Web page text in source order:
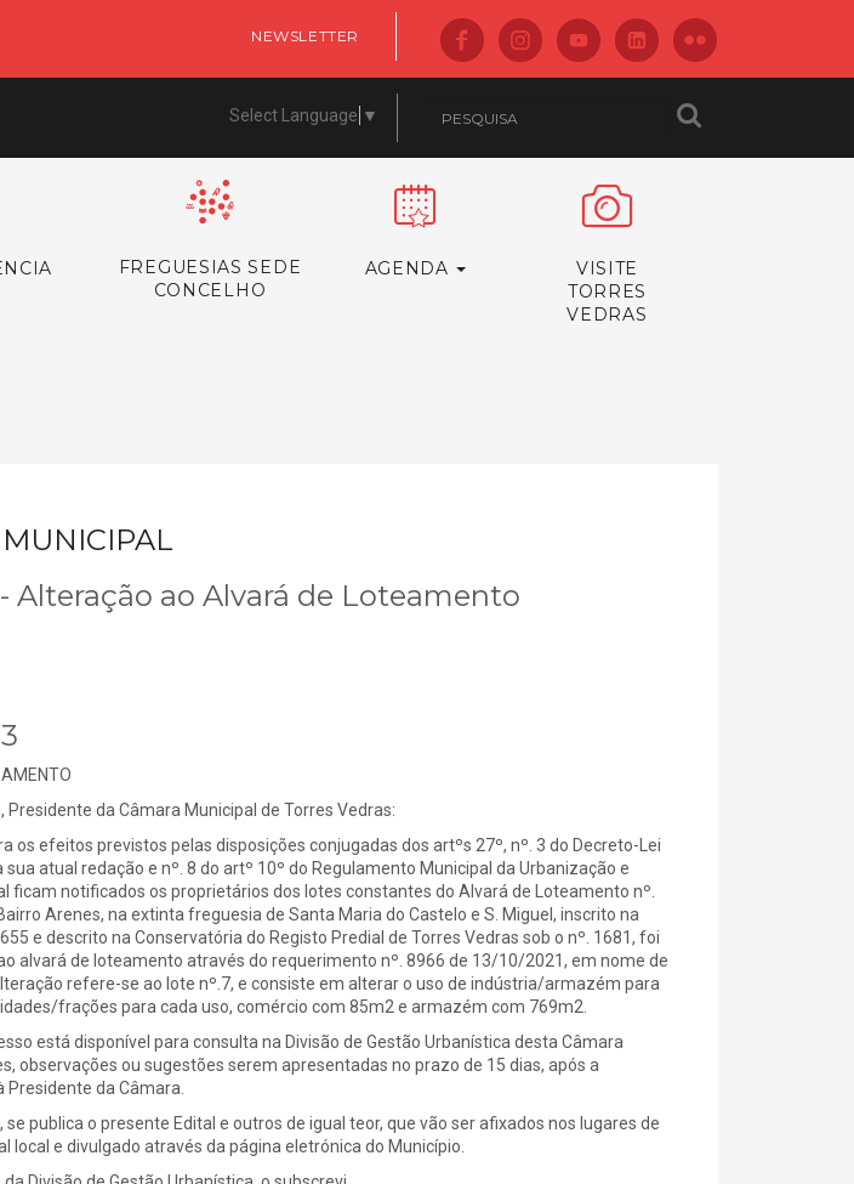
NEWSLETTER
Select Language ▼
FREGUESIAS SEDE
CONCELHO
AGENDA
VISITE
TORRES
VEDRAS
Alteração ao Alvará de Loteamento
Presidente da Câmara Municipal de Torres Vedras:
os efeitos previstos pelas disposições conjugadas dos artºs 27º, nº. 3 do Decreto-Lei
atual redação e nº. 8 do artº 10º do Regulamento Municipal da Urbanização e
ficam notificados os proprietários dos lotes constantes do Alvará de Loteamento nº.
Arenes, na extinta freguesia de Santa Maria do Castelo e S. Miguel, inscrito na
e descrito na Conservatória do Registo Predial de Torres Vedras sob o nº. 1681, foi
alvará de loteamento através do requerimento nº. 8966 de 13/10/2021, em nome de
refere-se ao lote nº.7, e consiste em alterar o uso de indústria/armazém para
frações para cada uso, comércio com 85m2 e armazém com 769m2.
está disponível para consulta na Divisão de Gestão Urbanística desta Câmara
observações ou sugestões serem apresentadas no prazo de 15 dias, após a
da Câmara.
se publica o presente Edital e outros de igual teor, que vão ser afixados nos lugares de
local e divulgado através da página eletrónica do Município.